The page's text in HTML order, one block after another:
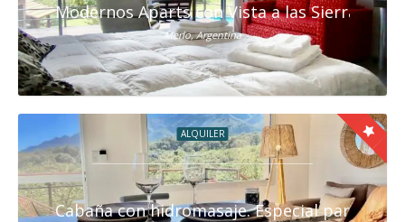
Modernos Aparts con Vista a las Sierras en
Merlo, Argentina
ALQUILER
Cabaña con hidromasaje. Especial para